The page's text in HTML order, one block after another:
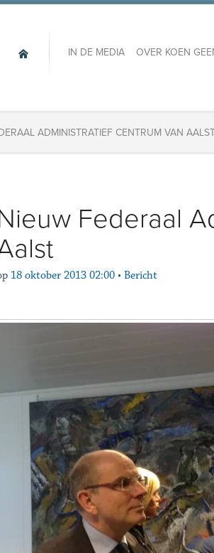
IN DE MEDIA OVER KOEN
ADMINISTRATIEF CENTRUM VAN
Federaal
18 oktober 2013 02:00 • Bericht